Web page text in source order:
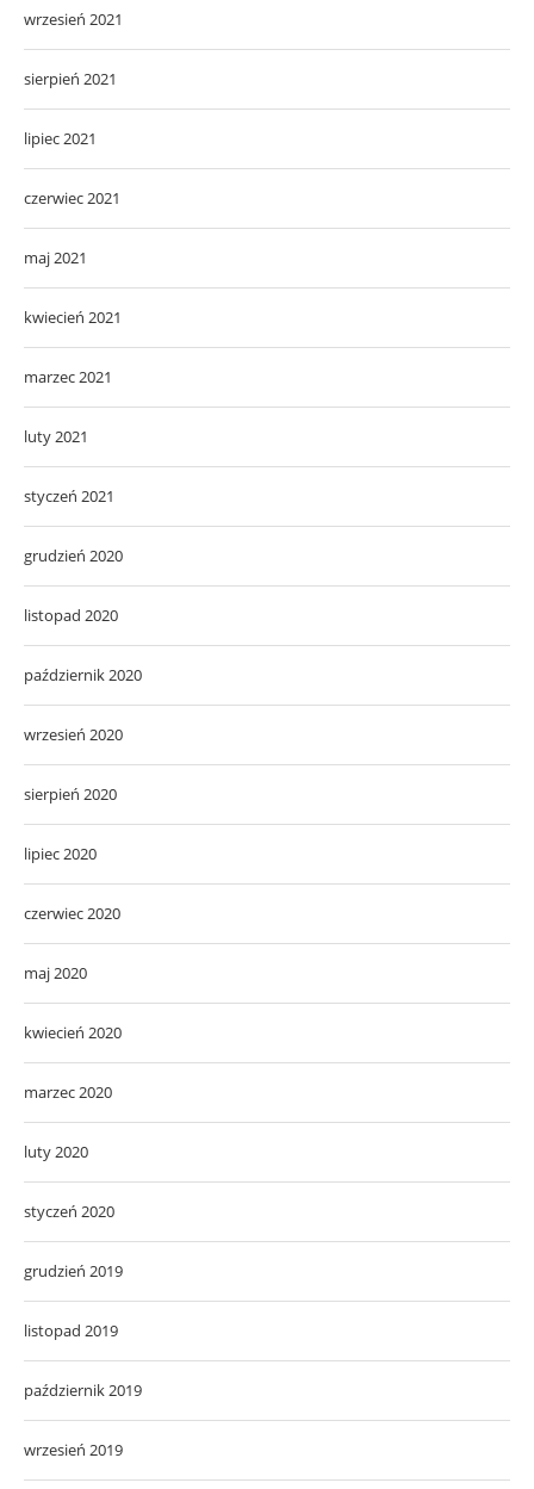
wrzesień 2021
sierpień 2021
lipiec 2021
czerwiec 2021
maj 2021
kwiecień 2021
marzec 2021
luty 2021
styczeń 2021
grudzień 2020
listopad 2020
październik 2020
wrzesień 2020
sierpień 2020
lipiec 2020
czerwiec 2020
maj 2020
kwiecień 2020
marzec 2020
luty 2020
styczeń 2020
grudzień 2019
listopad 2019
październik 2019
wrzesień 2019